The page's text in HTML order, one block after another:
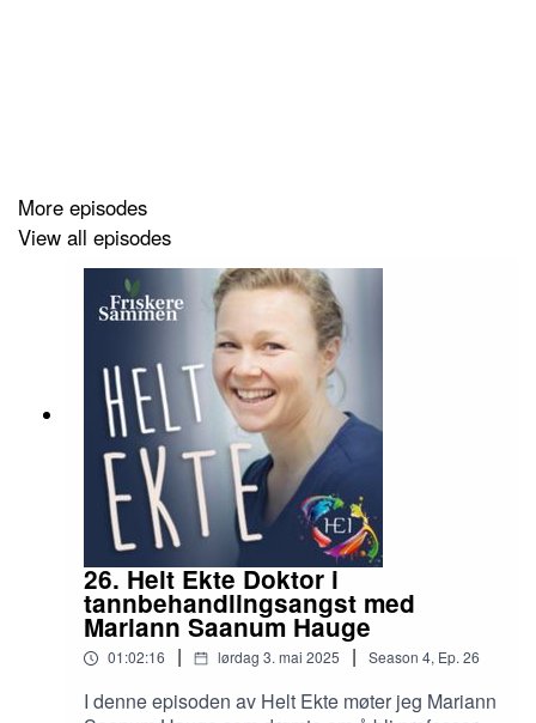
More episodes
View all episodes
26. Helt Ekte Doktor i
tannbehandlingsangst med
Mariann Saanum Hauge
01:02:16 | lørdag 3. mai 2025 | Season 4, Ep. 26
I denne episoden av Helt Ekte møter jeg Mariann